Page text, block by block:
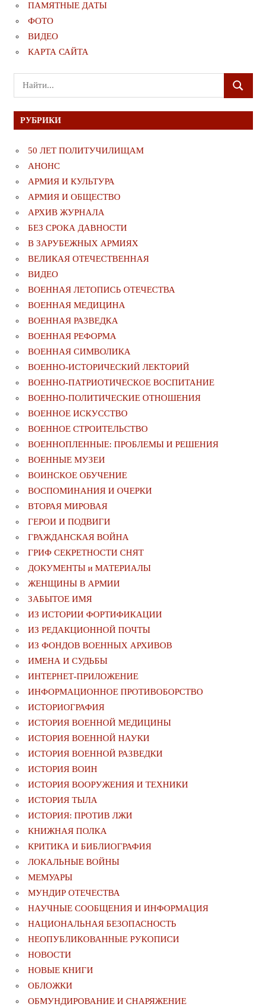
ПАМЯТНЫЕ ДАТЫ
ФОТО
ВИДЕО
КАРТА САЙТА
Поиск
для:
ПОИСК
РУБРИКИ
50 ЛЕТ ПОЛИТУЧИЛИЩАМ
АНОНС
АРМИЯ И КУЛЬТУРА
АРМИЯ И ОБЩЕСТВО
АРХИВ ЖУРНАЛА
БЕЗ СРОКА ДАВНОСТИ
В ЗАРУБЕЖНЫХ АРМИЯХ
ВЕЛИКАЯ ОТЕЧЕСТВЕННАЯ
ВИДЕО
ВОЕННАЯ ЛЕТОПИСЬ ОТЕЧЕСТВА
ВОЕННАЯ МЕДИЦИНА
ВОЕННАЯ РАЗВЕДКА
ВОЕННАЯ РЕФОРМА
ВОЕННАЯ СИМВОЛИКА
ВОЕННО-ИСТОРИЧЕСКИЙ ЛЕКТОРИЙ
ВОЕННО-ПАТРИОТИЧЕСКОЕ ВОСПИТАНИЕ
ВОЕННО-ПОЛИТИЧЕСКИE ОТНОШЕНИЯ
ВОЕННОЕ ИСКУССТВО
ВОЕННОЕ СТРОИТЕЛЬСТВО
ВОЕННОПЛЕННЫЕ: ПРОБЛЕМЫ И РЕШЕНИЯ
ВОЕННЫЕ МУЗЕИ
ВОИНСКОЕ ОБУЧЕНИЕ
ВОСПОМИНАНИЯ И ОЧЕРКИ
ВТОРАЯ МИРОВАЯ
ГЕРОИ И ПОДВИГИ
ГРАЖДАНСКАЯ ВОЙНА
ГРИФ СЕКРЕТНОСТИ СНЯТ
ДОКУМЕНТЫ и МАТЕРИАЛЫ
ЖЕНЩИНЫ В АРМИИ
ЗАБЫТОЕ ИМЯ
ИЗ ИСТОРИИ ФОРТИФИКАЦИИ
ИЗ РЕДАКЦИОННОЙ ПОЧТЫ
ИЗ ФОНДОВ ВОЕННЫХ АРХИВОВ
ИМЕНА И СУДЬБЫ
ИНТЕРНЕТ-ПРИЛОЖЕНИЕ
ИНФОРМАЦИОННОЕ ПРОТИВОБОРСТВО
ИСТОРИОГРАФИЯ
ИСТОРИЯ ВОЕННОЙ МЕДИЦИНЫ
ИСТОРИЯ ВОЕННОЙ НАУКИ
ИСТОРИЯ ВОЕННОЙ РАЗВЕДКИ
ИСТОРИЯ ВОИН
ИСТОРИЯ ВООРУЖЕНИЯ И ТЕХНИКИ
ИСТОРИЯ ТЫЛА
ИСТОРИЯ: ПРОТИВ ЛЖИ
КНИЖНАЯ ПОЛКА
КРИТИКА И БИБЛИОГРАФИЯ
ЛОКАЛЬНЫЕ ВОЙНЫ
МЕМУАРЫ
МУНДИР ОТЕЧЕСТВА
НАУЧНЫЕ СООБЩЕНИЯ И ИНФОРМАЦИЯ
НАЦИОНАЛЬНАЯ БЕЗОПАСНОСТЬ
НЕОПУБЛИКОВАННЫЕ РУКОПИСИ
НОВОСТИ
НОВЫЕ КНИГИ
ОБЛОЖКИ
ОБМУНДИРОВАНИЕ И СНАРЯЖЕНИЕ